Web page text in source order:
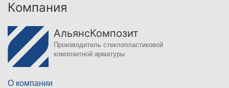
Компания
АльянсКомпозит
Производитель стеклопластиковой
композитной арматуры
О компании